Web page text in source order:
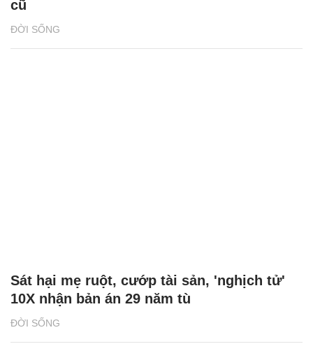
ĐỜI SỐNG
cũ
ĐỜI SỐNG
Sát hại mẹ ruột, cướp tài sản, 'nghịch tử'
10X nhận bản án 29 năm tù